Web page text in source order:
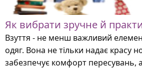
Як вибрати зручне й
Взуття - не менш важливий
одяг. Вона не тільки надає красу
забезпечує комфорт пересувань,